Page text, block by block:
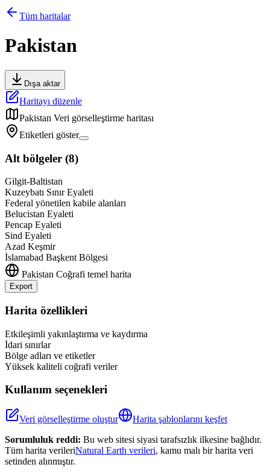
Tüm haritalar
Pakistan
Dışa aktar
Haritayı düzenle
Pakistan Veri görselleştirme haritası
Etiketleri göster
Alt bölgeler (8)
Gilgit-Baltistan
Kuzeybatı Sınır Eyaleti
Federal yönetilen kabile alanları
Belucistan Eyaleti
Pencap Eyaleti
Sind Eyaleti
Azad Keşmir
İslamabad Başkent Bölgesi
Pakistan Coğrafi temel harita
Export
+
−
Harita özellikleri
Etkileşimli yakınlaştırma ve kaydırma
İdari sınırlar
Bölge adları ve etiketler
Yüksek kaliteli coğrafi veriler
Kullanım seçenekleri
Veri görselleştirme oluştur
Harita şablonlarını keşfet
Sorumluluk reddi: Bu web sitesi siyasi tarafsızlık ilkesine bağlıdır.
Tüm harita verileriNatural Earth verileri, kamu malı bir harita veri
setinden alınmıştır.